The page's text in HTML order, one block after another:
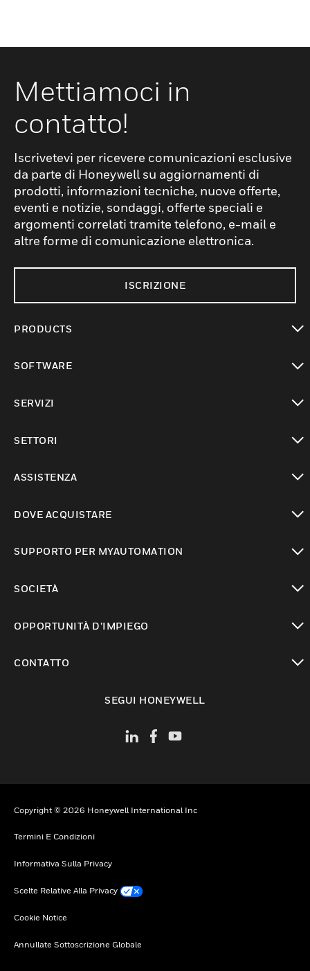
Mettiamoci in
contatto!
Iscrivetevi per ricevere comunicazioni esclusive
da parte di Honeywell su aggiornamenti di
prodotti, informazioni tecniche, nuove offerte,
eventi e notizie, sondaggi, offerte speciali e
argomenti correlati tramite telefono, e-mail e
altre forme di comunicazione elettronica.
ISCRIZIONE
PRODUCTS
SOFTWARE
SERVIZI
SETTORI
ASSISTENZA
DOVE ACQUISTARE
SUPPORTO PER MYAUTOMATION
SOCIETÀ
OPPORTUNITÀ D’IMPIEGO
CONTATTO
SEGUI HONEYWELL
Copyright © 2026 Honeywell International Inc
Termini E Condizioni
Informativa Sulla Privacy
Scelte Relative Alla Privacy
Cookie Notice
Annullate Sottoscrizione Globale